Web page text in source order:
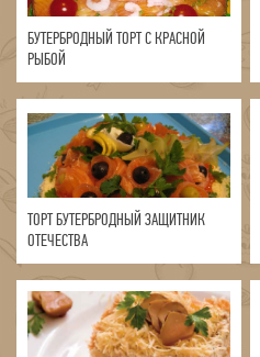
БУТЕРБРОДНЫЙ ТОРТ С КРАСНОЙ
РЫБОЙ
ТОРТ БУТЕРБРОДНЫЙ ЗАЩИТНИК
ОТЕЧЕСТВА